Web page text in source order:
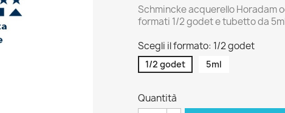
Schmincke acquerello Horadam
formati 1/2 godet e tubetto da
Scegli il formato: 1/2 godet
1/2 godet 5ml
Quantità